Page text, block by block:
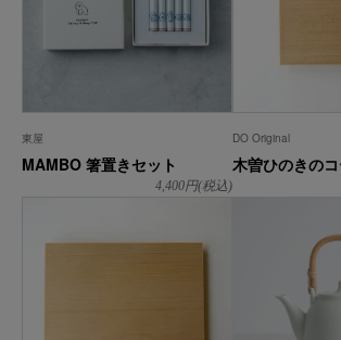
東屋
MAMBO 箸置きセット
4,400円(税込)
DO Original
木曽ひのきの